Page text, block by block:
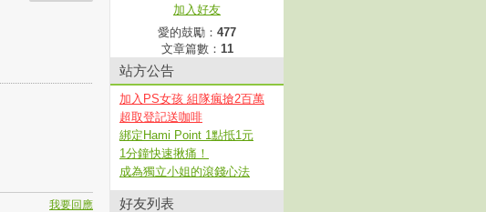
我要回應
加入好友
愛的鼓勵： 477
文章篇數： 11
站方公告
加入PS女孩 組隊瘋搶2百萬
超取登記送咖啡
綁定Hami Point 1點抵1元
1分鐘快速揪痛！
成為獨立小姐的滾錢心法
好友列表